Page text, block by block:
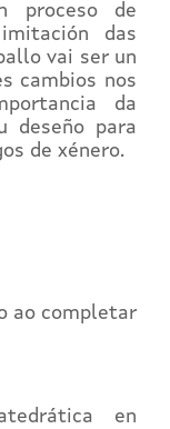
proceso de
das
vai ser un
cambios nos
da
deseño para
de xénero.
ao completar
en